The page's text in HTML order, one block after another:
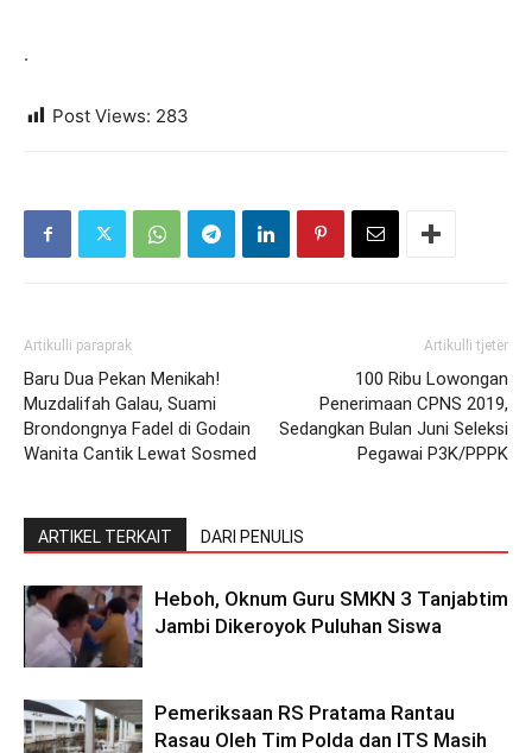
.
Post Views: 283
Artikulli paraprak
Baru Dua Pekan Menikah!
Muzdalifah Galau, Suami
Brondongnya Fadel di Godain
Wanita Cantik Lewat Sosmed
Artikulli tjetër
100 Ribu Lowongan
Penerimaan CPNS 2019,
Sedangkan Bulan Juni Seleksi
Pegawai P3K/PPPK
ARTIKEL TERKAIT DARI PENULIS
Heboh, Oknum Guru SMKN 3 Tanjabtim
Jambi Dikeroyok Puluhan Siswa
Pemeriksaan RS Pratama Rantau
Rasau Oleh Tim Polda dan ITS Masih